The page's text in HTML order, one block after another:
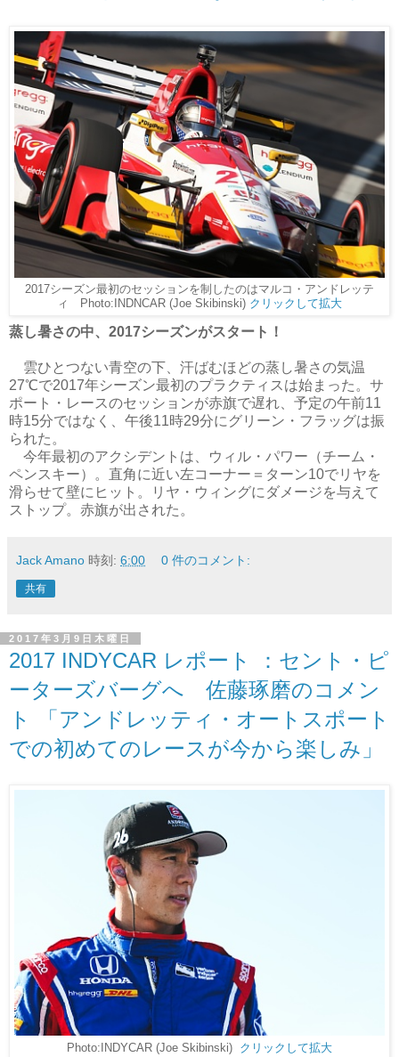
2017シーズン最初のセッションを制したのはマルコ・アンドレッテ
ィ Photo:INDNCAR (Joe Skibinski) クリックして拡大
蒸し暑さの中、2017シーズンがスタート！
雲ひとつない青空の下、汗ばむほどの蒸し暑さの気温
27℃で2017年シーズン最初のプラクティスは始まった。サ
ポート・レースのセッションが赤旗で遅れ、予定の午前11
時15分ではなく、午後11時29分にグリーン・フラッグは振
られた。
今年最初のアクシデントは、ウィル・パワー（チーム・
ペンスキー）。直角に近い左コーナー＝ターン10でリヤを
滑らせて壁にヒット。リヤ・ウィングにダメージを与えて
ストップ。赤旗が出された。
Jack Amano 時刻: 6:00 0 件のコメント:
共有
2017年3月9日木曜日
2017 INDYCAR レポート ：セント・ピ
ーターズバーグへ 佐藤琢磨のコメン
ト 「アンドレッティ・オートスポート
での初めてのレースが今から楽しみ」
Photo:INDYCAR (Joe Skibinski) クリックして拡大